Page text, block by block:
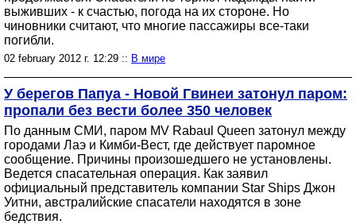
выживших - к счастью, погода на их стороне. Но
чиновники считают, что многие пассажиры все-таки
погибли.
02 february 2012 г. 12:29 :: В мире
У берегов Папуа - Новой Гвинеи затонул паром:
пропали без вести более 350 человек
По данным СМИ, паром MV Rabaul Queen затонул между
городами Лаэ и Кимби-Вест, где действует паромное
сообщение. Причины произошедшего не установлены.
Ведется спасательная операция. Как заявил
официальный представитель компании Star Ships Джон
Уитни, австралийские спасатели находятся в зоне
бедствия.